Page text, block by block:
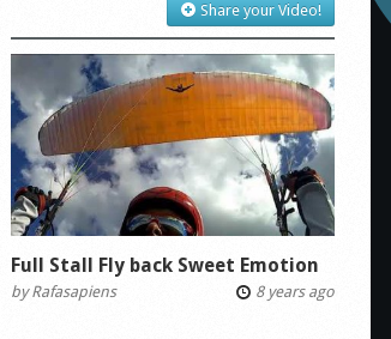
Share your Video!
Full Stall Fly back Sweet Emotion
byRafasapiens 8 years ago